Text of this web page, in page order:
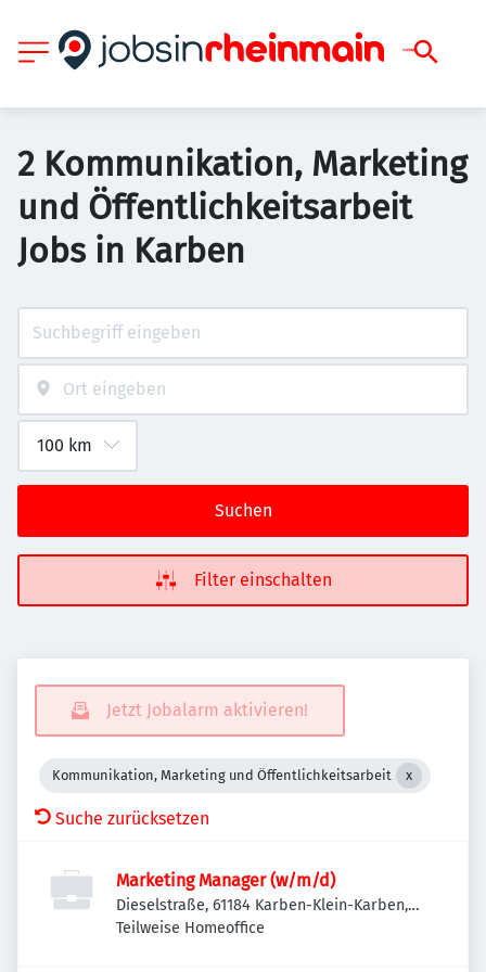
2 Kommunikation, Marketing
und Öffentlichkeitsarbeit
Jobs in Karben
Suchen
Filter einschalten
Jetzt Jobalarm aktivieren!
Kommunikation, Marketing und Öffentlichkeitsarbeit
Suche zurücksetzen
Marketing Manager (w/m/d)
Dieselstraße, 61184 Karben-Klein-Karben,
Deutschland
Teilweise Homeoffice